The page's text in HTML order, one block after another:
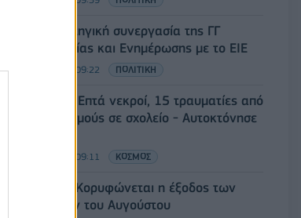
Νέα στρατηγική συνεργασία της ΓΓ
Επικοινωνίας και Ενημέρωσης με το ΕΙΕ
07/08/2026 - 09:22 ΠΟΛΙΤΙΚΗ
Ταϊλάνδη: Επτά νεκροί, 15 τραυματίες από
πυροβολισμούς σε σχολείο - Αυτοκτόνησε
07/08/2026 - 09:11 ΚΟΣΜΟΣ
Πειραιάς: Κορυφώνεται η έξοδος των
αδειούχων του Αυγούστου